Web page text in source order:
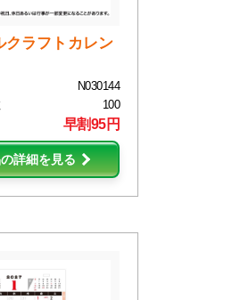
クラフトカレン
N030144
100
早割95円
詳細を見る